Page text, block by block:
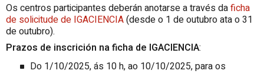
Os centros participantes deberán anotarse a través daficha
de solicitude de IGACIENCIA(desde o 1 de outubro ata o 31
de outubro).
Prazos de inscrición na ficha de IGACIENCIA:
Do 1/10/2025, ás 10 h, ao 10/10/2025, para os